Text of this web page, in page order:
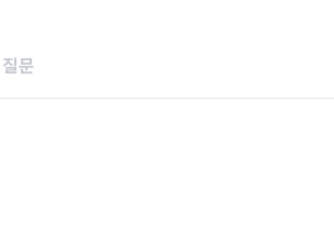
문